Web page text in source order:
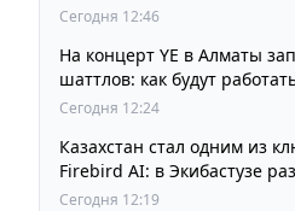
Сегодня 12:46
На концерт YE в Алматы
шаттлов: как будут
перекрытия
Сегодня 12:24
Казахстан стал одним из
Firebird AI: в Экибастузе
инфраструктура
Сегодня 12:19